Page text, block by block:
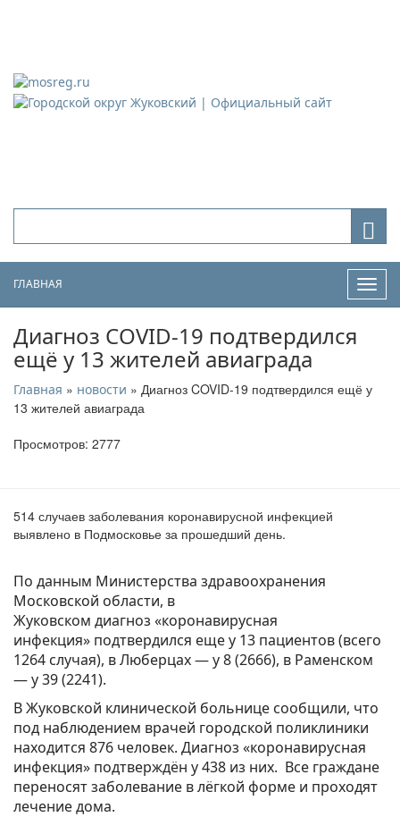
ГЛАВНАЯ
Диагноз COVID-19 подтвердился
ещё у 13 жителей авиаграда
Главная » новости » Диагноз COVID-19 подтвердился ещё у
13 жителей авиаграда
Просмотров: 2777
514 случаев заболевания коронавирусной инфекцией
выявлено в Подмосковье за прошедший день.
По данным Министерства здравоохранения
Московской области, в
Жуковском диагноз «коронавирусная
инфекция» подтвердился еще у 13 пациентов (всего
1264 случая), в Люберцах — у 8 (2666), в Раменском
— у 39 (2241).
В Жуковской клинической больнице сообщили, что
под наблюдением врачей городской поликлиники
находится 876 человек. Диагноз «коронавирусная
инфекция» подтверждён у 438 из них. Все граждане
переносят заболевание в лёгкой форме и проходят
лечение дома.